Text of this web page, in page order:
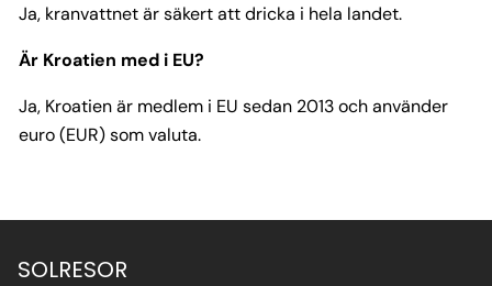
Ja, kranvattnet är säkert att dricka i hela landet.
Är Kroatien med i EU?
Ja, Kroatien är medlem i EU sedan 2013 och använder
euro (EUR) som valuta.
SOLRESOR